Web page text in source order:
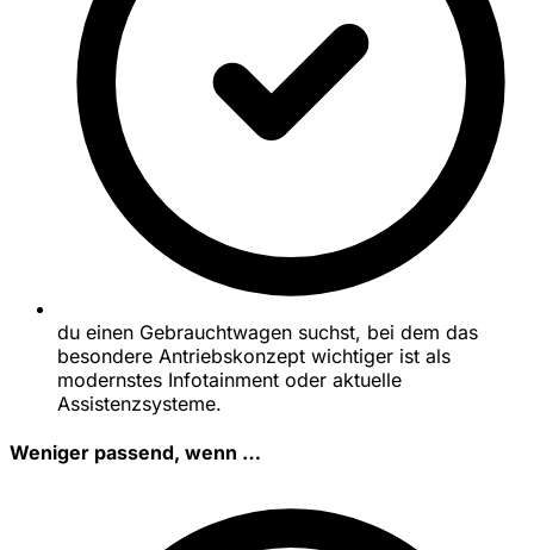
du einen Gebrauchtwagen suchst, bei dem das
besondere Antriebskonzept wichtiger ist als
modernstes Infotainment oder aktuelle
Assistenzsysteme.
Weniger passend, wenn …